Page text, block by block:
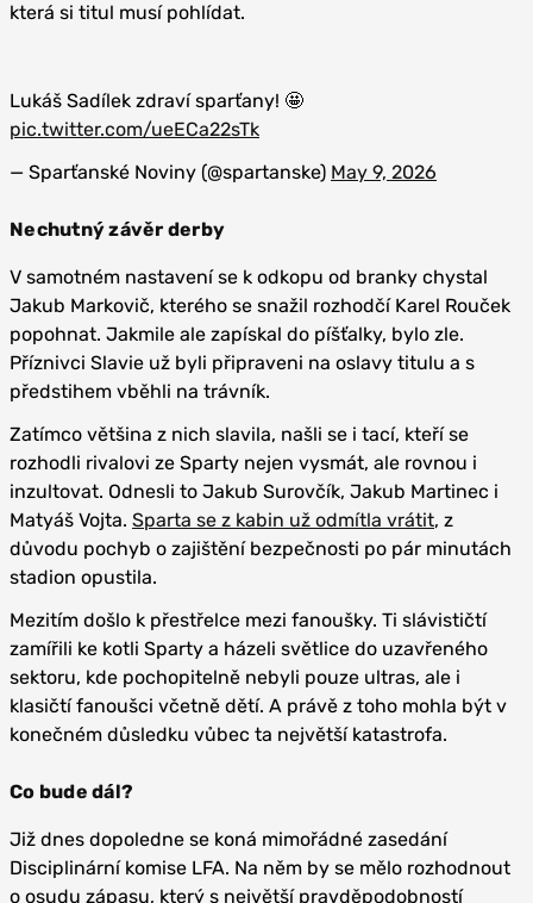
která si titul musí pohlídat.
Lukáš Sadílek zdraví sparťany! 🤩
pic.twitter.com/ueECa22sTk
— Sparťanské Noviny (@spartanske) May 9, 2026
Nechutný závěr derby
V samotném nastavení se k odkopu od branky chystal
Jakub Markovič, kterého se snažil rozhodčí Karel Rouček
popohnat. Jakmile ale zapískal do píšťalky, bylo zle.
Příznivci Slavie už byli připraveni na oslavy titulu a s
předstihem vběhli na trávník.
Zatímco většina z nich slavila, našli se i tací, kteří se
rozhodli rivalovi ze Sparty nejen vysmát, ale rovnou i
inzultovat. Odnesli to Jakub Surovčík, Jakub Martinec i
Matyáš Vojta. Sparta se z kabin už odmítla vrátit, z
důvodu pochyb o zajištění bezpečnosti po pár minutách
stadion opustila.
Mezitím došlo k přestřelce mezi fanoušky. Ti slávističtí
zamířili ke kotli Sparty a házeli světlice do uzavřeného
sektoru, kde pochopitelně nebyli pouze ultras, ale i
klasičtí fanoušci včetně dětí. A právě z toho mohla být v
konečném důsledku vůbec ta největší katastrofa.
Co bude dál?
Již dnes dopoledne se koná mimořádné zasedání
Disciplinární komise LFA. Na něm by se mělo rozhodnout
o osudu zápasu, který s největší pravděpodobností